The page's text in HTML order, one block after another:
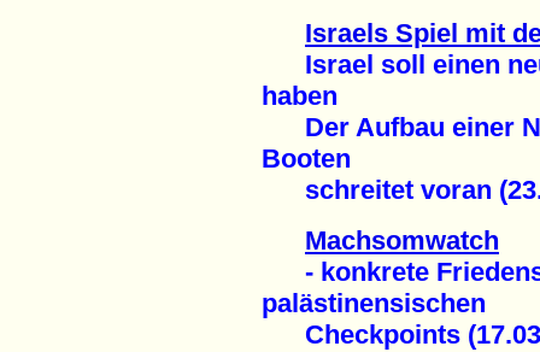
Israels Spiel mit
Israel soll einen
haben
Der Aufbau einer
Booten
schreitet voran
Machsomwatch
- konkrete
palästinensischen
Checkpoints